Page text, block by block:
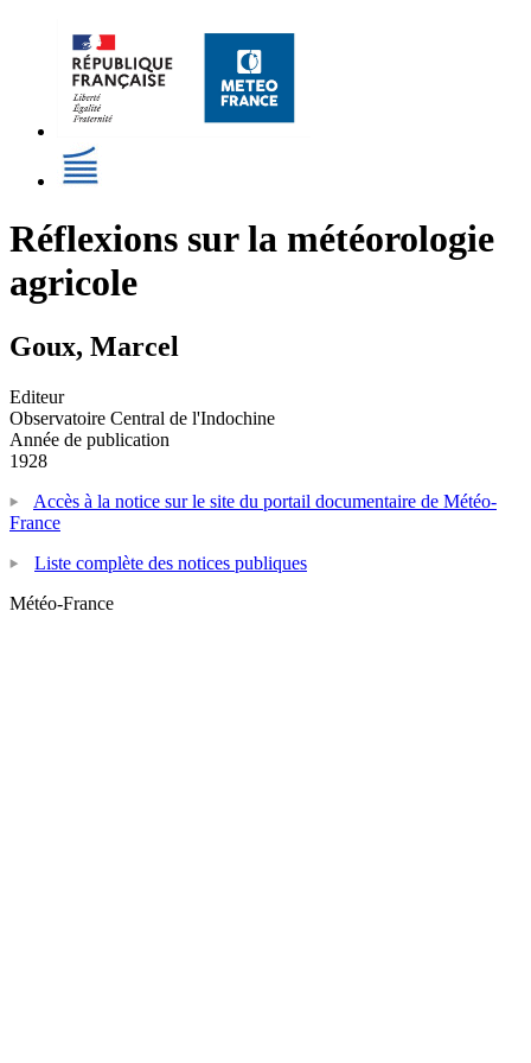
Réflexions sur la météorologie
agricole
Goux, Marcel
Editeur
Observatoire Central de l'Indochine
Année de publication
1928
Accès à la notice sur le site du portail documentaire de Météo-
France
Liste complète des notices publiques
Météo-France